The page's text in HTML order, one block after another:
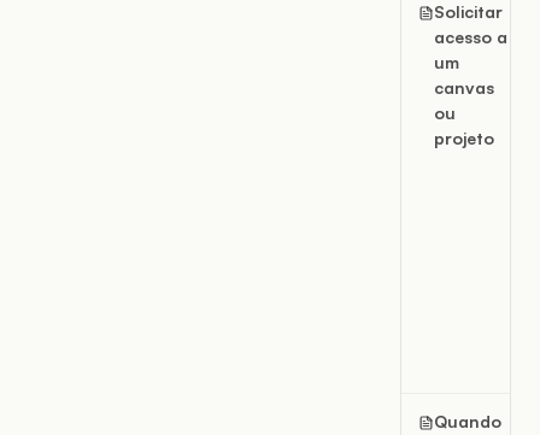
Solicitar
acesso a
um
canvas
ou
projeto
Quando